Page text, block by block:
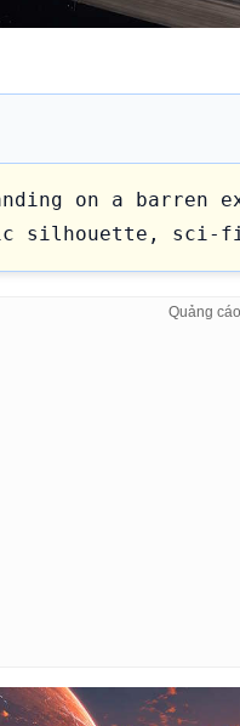
on a barren
silhouette, sci-